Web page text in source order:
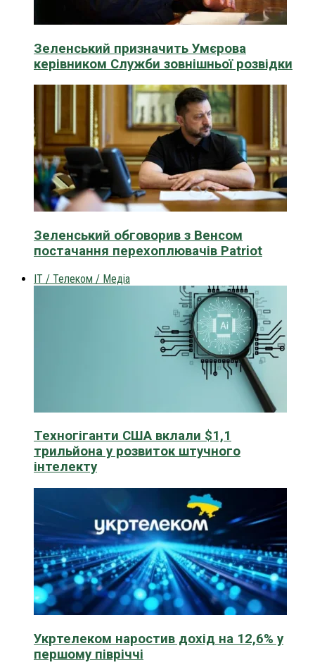
Зеленський призначить Умєрова
керівником Служби зовнішньої розвідки
Зеленський обговорив з Венсом
постачання перехоплювачів Patriot
IT / Телеком / Медіа
Техногіганти США вклали $1,1
трильйона у розвиток штучного
інтелекту
Укртелеком наростив дохід на 12,6% у
першому півріччі